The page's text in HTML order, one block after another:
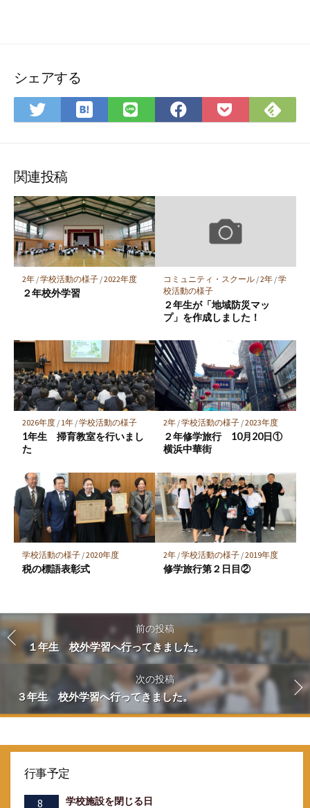
シェアする
Twitter
で
ア
は
て
ク
マ
ー
ク
に
保
存
LINE
で
Facebook
で
Pocket
に
で
関連投稿
2年/学校活動の様子/2022年度
２年校外学習
コミュニティ・スクール/2年/学
校活動の様子
２年生が「地域防災マッ
プ」を作成しました！
2026年度/ 1年/学校活動の様子
1年生 掃育教室を行いまし
た
2年/学校活動の様子/2023年度
２年修学旅行 10月20日①
横浜中華街
学校活動の様子/2020年度
税の標語表彰式
2年/学校活動の様子/2019年度
修学旅行第２日目②
前の投稿
１年生 校外学習へ行ってきました。
次の投稿
３年生 校外学習へ行ってきました。
行事予定
8 学校施設を閉じる日